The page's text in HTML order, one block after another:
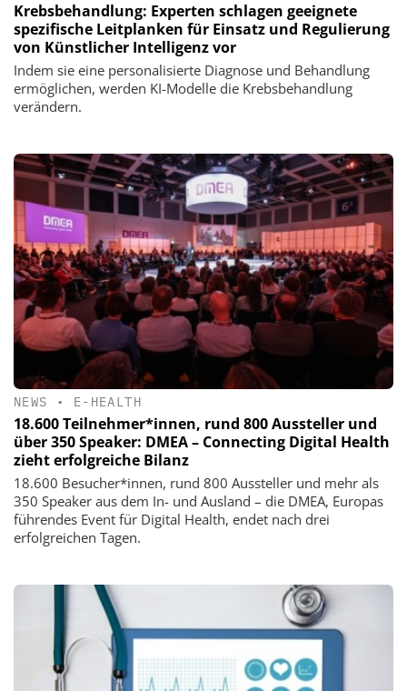
Krebsbehandlung: Experten schlagen geeignete
spezifische Leitplanken für Einsatz und Regulierung
von Künstlicher Intelligenz vor
Indem sie eine personalisierte Diagnose und Behandlung
ermöglichen, werden KI-Modelle die Krebsbehandlung
verändern.
NEWS • E-HEALTH
18.600 Teilnehmer*innen, rund 800 Aussteller und
über 350 Speaker: DMEA – Connecting Digital Health
zieht erfolgreiche Bilanz
18.600 Besucher*innen, rund 800 Aussteller und mehr als
350 Speaker aus dem In- und Ausland – die DMEA, Europas
führendes Event für Digital Health, endet nach drei
erfolgreichen Tagen.